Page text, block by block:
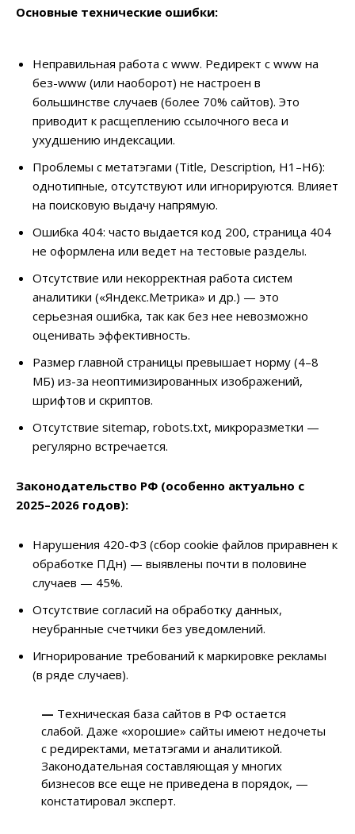
Основные технические ошибки:
Неправильная работа с www. Редирект с www на
без-www (или наоборот) не настроен в
большинстве случаев (более 70% сайтов). Это
приводит к расщеплению ссылочного веса и
ухудшению индексации.
Проблемы с метатэгами (Title, Description, H1–H6):
однотипные, отсутствуют или игнорируются. Влияет
на поисковую выдачу напрямую.
Ошибка 404: часто выдается код 200, страница 404
не оформлена или ведет на тестовые разделы.
Отсутствие или некорректная работа систем
аналитики («Яндекс.Метрика» и др.) — это
серьезная ошибка, так как без нее невозможно
оценивать эффективность.
Размер главной страницы превышает норму (4–8
МБ) из-за неоптимизированных изображений,
шрифтов и скриптов.
Отсутствие sitemap, robots.txt, микроразметки —
регулярно встречается.
Законодательство РФ (особенно актуально с
2025–2026 годов):
Нарушения 420-ФЗ (сбор cookie файлов приравнен к
обработке ПДн) — выявлены почти в половине
случаев — 45%.
Отсутствие согласий на обработку данных,
неубранные счетчики без уведомлений.
Игнорирование требований к маркировке рекламы
(в ряде случаев).
— Техническая база сайтов в РФ остается
слабой. Даже «хорошие» сайты имеют недочеты
с редиректами, метатэгами и аналитикой.
Законодательная составляющая у многих
бизнесов все еще не приведена в порядок, —
констатировал эксперт.